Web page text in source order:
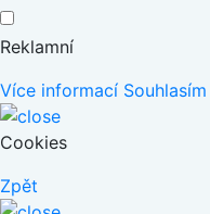
Reklamní
Více informací Souhlasím
Cookies
Zpět